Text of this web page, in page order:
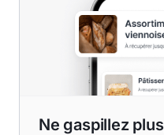
Ne gaspillez